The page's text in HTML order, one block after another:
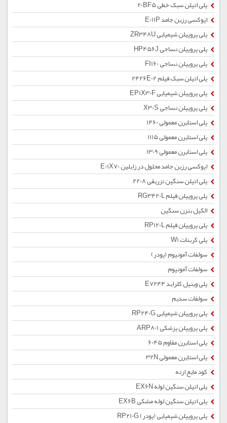
پلی اتیلن سبک خطی 20BF5
اپوکسی رزین جامد E011P
پلی پروپیلن شیمیایی ZR348U
پلی پروپیلن نساجی HP456J
پلی پروپیلن نساجی FI160
پلی اتیلن سبک فیلم 2426E02
پلی پروپیلن شیمیایی EP1X30F
پلی پروپیلن نساجی X30S
پلی استایرن معمولی 1460
پلی استایرن معمولی 1115
پلی استایرن معمولی 1309
اپوکسی رزین جامد محلول در زایلین E01X70
پلی اتیلن سنگین تزریقی 2208
پلی پروپیلن فیلم RG3420L
الکیل بنزن سنگین
پلی پروپیلن فیلم RP120L
پلی کربنات W1
سولفات آمونیوم (پودر)
سولفات آمونیوم
پلی وینیل کلراید E7244
سولفات سدیم
پلی پروپیلن شیمیایی RP240G
پلی پروپیلن پزشکی ARP801
پلی استایرن مقاوم 6045
پلی استایرن معمولی 32N
کود مایع ازته
پلی اتیلن سنگین لوله EX6N
پلی اتیلن سنگین لوله مشکی EX6B
پلی پروپیلن شیمیایی (پودر) RP210G